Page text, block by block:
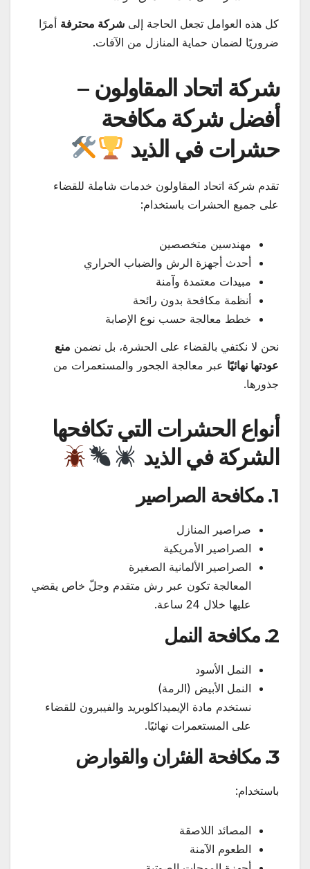
كل هذه العوامل تجعل الحاجة إلى شركة محترفة أمرًا
ضروريًا لضمان حماية المنازل من الآفات.
شركة اتحاد المقاولون –
أفضل شركة مكافحة
حشرات في الذيد
تقدم شركة اتحاد المقاولون خدمات شاملة للقضاء
على جميع الحشرات باستخدام:
مهندسين متخصصين
أحدث أجهزة الرش والضباب الحراري
مبيدات معتمدة وآمنة
أنظمة مكافحة بدون رائحة
خطط معالجة حسب نوع الإصابة
نحن لا نكتفي بالقضاء على الحشرة، بل نضمن منع
عودتها نهائيًا عبر معالجة الجحور والمستعمرات من
جذورها.
أنواع الحشرات التي تكافحها
الشركة في الذيد
1. مكافحة الصراصير
صراصير المنازل
الصراصير الأمريكية
الصراصير الألمانية الصغيرة
المعالجة تكون عبر رش متقدم وجلّ خاص يقضي
عليها خلال 24 ساعة.
2. مكافحة النمل
النمل الأسود
النمل الأبيض (الرمة)
نستخدم مادة الإيميداكلوبريد والفيبرون للقضاء
على المستعمرات نهائيًا.
3. مكافحة الفئران والقوارض
باستخدام:
المصائد اللاصقة
الطعوم الآمنة